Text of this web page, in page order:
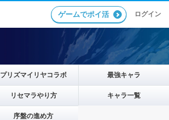
ゲームでポイ活 ログイン
プリズマイリヤコラボ 最強キャラ
リセマラやり方 キャラ一覧
序盤の進め方